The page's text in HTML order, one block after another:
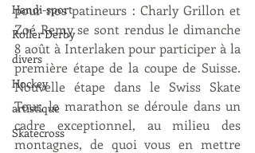
Handi-sport
Roller Derby
divers
Hockey
artistique
Skatecross
pour nos patineurs : Charly Grillon et
Zoé Remy se sont rendus le dimanche
8 août à Interlaken pour participer à la
première étape de la coupe de Suisse.
Nouvelle étape dans le Swiss Skate
Tour, le marathon se déroule dans un
cadre exceptionnel, au milieu des
montagnes, de quoi vous en mettre